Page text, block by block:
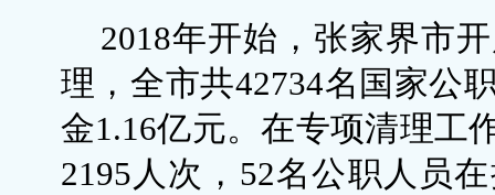
2018年开始，张家界市
理，全市共42734名国家公
金1.16亿元。在专项清理工
2195人次，52名公职人员